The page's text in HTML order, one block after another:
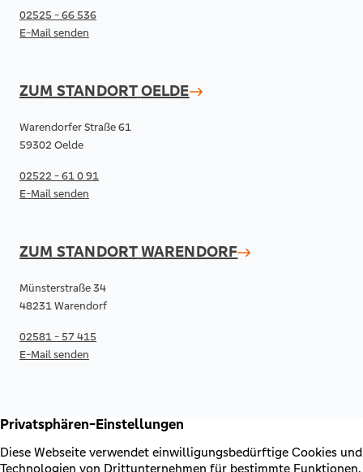
02525 - 66 536
E-Mail senden
ZUM STANDORTOELDE
Warendorfer Straße 61
59302 Oelde
02522 - 61 0 91
E-Mail senden
ZUM STANDORTWARENDORF
Münsterstraße 34
48231 Warendorf
02581 - 57 415
E-Mail senden
RECHTLICHES & KONTAKT
Kontakt